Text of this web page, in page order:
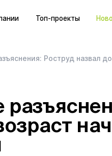
запросы
Топ-проекты
Роструд назвал